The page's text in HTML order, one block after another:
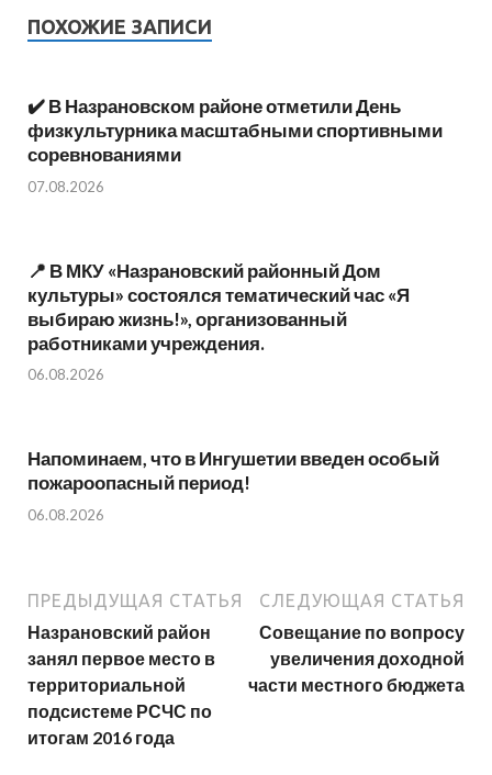
ПОХОЖИЕ ЗАПИСИ
✔️ В Назрановском районе отметили День
физкультурника масштабными спортивными
соревнованиями
07.08.2026
📍 В МКУ «Назрановский районный Дом
культуры» состоялся тематический час «Я
выбираю жизнь!», организованный
работниками учреждения.
06.08.2026
Напоминаем, что в Ингушетии введен особый
пожароопасный период!⁣⁣⠀
06.08.2026
ПРЕДЫДУЩАЯ СТАТЬЯ
Назрановский район
занял первое место в
территориальной
подсистеме РСЧС по
итогам 2016 года
СЛЕДУЮЩАЯ СТАТЬЯ
Совещание по вопросу
увеличения доходной
части местного бюджета